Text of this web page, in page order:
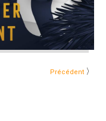
Précédent 〉